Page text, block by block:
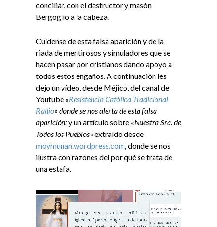
conciliar, con el destructor y masón
Bergoglio a la cabeza.
Cuídense de esta falsa aparición y de la
riada de mentirosos y simuladores que se
hacen pasar por cristianos dando apoyo a
todos estos engaños. A continuación les
dejo un vídeo, desde Méjico, del canal de
Youtube «Resistencia Católica Tradicional
Radio» donde se nos alerta de esta falsa
aparición;y un artículo sobre «Nuestra Sra. de
Todos los Pueblos» extraído desde
moymunan.wordpress.com,donde se nos
ilustra con razones del por qué se trata de
una estafa.